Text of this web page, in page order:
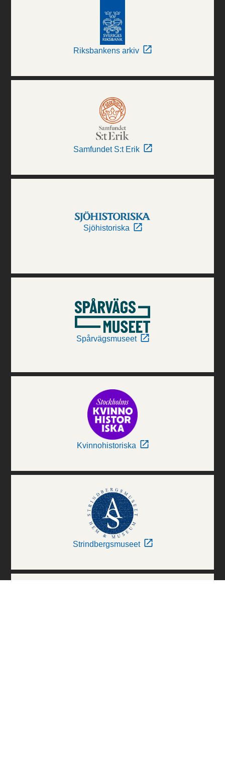
Riksbankens arkiv
Samfundet S:t Erik
Sjöhistoriska
Spårvägsmuseet
Kvinnohistoriska
Strindbergsmuseet